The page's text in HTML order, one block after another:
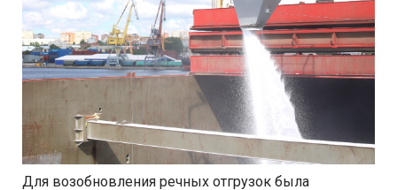
Для возобновления речных отгрузок была